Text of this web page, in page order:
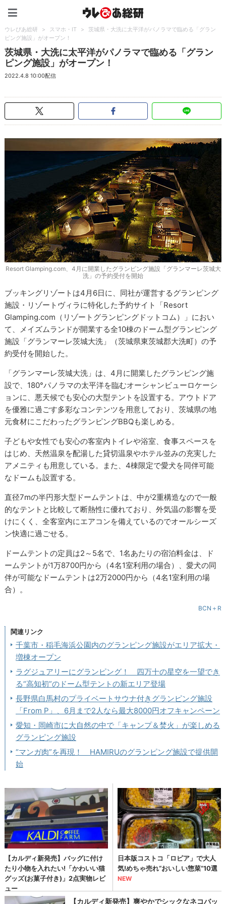
ウレぴあ総研 > スマホ・IT >
茨城県・大洗に太平洋がパノラマで臨める「グラン
ピング施設」がオープン！
茨城県・大洗に太平洋がパノラマで臨める「グラン
ピング施設」がオープン！
2022.4.8 10:00配信
Resort Glamping.com、4月に開業したグランピング施設「グランマーレ茨城大
洗」の予約受付を開始
ブッキングリゾートは4月6日に、同社が運営するグランピング
施設・リゾートヴィラに特化した予約サイト「Resort
Glamping.com（リゾートグランピングドットコム）」におい
て、メイズムランドが開業する全10棟のドーム型グランピング
施設「グランマーレ茨城大洗」（茨城県東茨城郡大洗町）の予
約受付を開始した。
「グランマーレ茨城大洗」は、4月に開業したグランピング施
設で、180°パノラマの太平洋を臨むオーシャンビューロケーシ
ョンに、悪天候でも安心の大型テントを設置する。アウトドア
を優雅に過ごす多彩なコンテンツを用意しており、茨城県の地
元食材にこだわったグランピングBBQも楽しめる。
子どもや女性でも安心の客室内トイレや浴室、食事スペースを
はじめ、天然温泉を配湯した貸切温泉やホテル並みの充実した
アメニティも用意している。また、4棟限定で愛犬を同伴可能
なドームも設置する。
直径7mの半円形大型ドームテントは、中が2重構造なので一般
的なテントと比較して断熱性に優れており、外気温の影響を受
けにくく、全客室内にエアコンを備えているのでオールシーズ
ン快適に過ごせる。
ドームテントの定員は2～5名で、1名あたりの宿泊料金は、ド
ームテントが1万8700円から（4名1室利用の場合）、愛犬の同
伴が可能なドームテントは2万2000円から（4名1室利用の場
合）。
BCN＋R
関連リンク
千葉市・稲毛海浜公園内のグランピング施設がエリア拡大・
増棟オープン
ラグジュアリーにグランピング！ 四万十の星空を一望でき
る“高知初”のドーム型テントの新エリア登場
長野県白馬村のプライベートサウナ付きグランピング施設
「From P」、6月まで2人なら最大8000円オフキャンペーン
愛知・岡崎市に大自然の中で「キャンプ＆焚火」が楽しめる
グランピング施設
“マンガ肉”を再現！ HAMIRUのグランピング施設で提供開
始